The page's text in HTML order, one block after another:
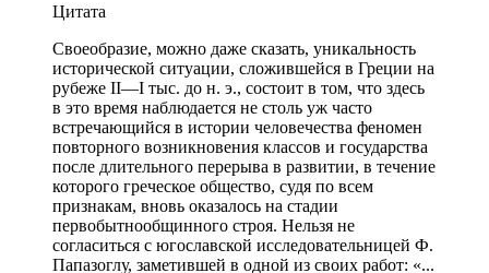
Цитата
Своеобразие, можно даже сказать, уникальность
исторической ситуации, сложившейся в Греции на
рубеже II—I тыс. до н. э., состоит в том, что здесь
в это время наблюдается не столь уж часто
встречающийся в истории человечества феномен
повторного возникновения классов и государства
после длительного перерыва в развитии, в течение
которого греческое общество, судя по всем
признакам, вновь оказалось на стадии
первобытнообщинного строя. Нельзя не
согласиться с югославской исследовательницей Ф.
Папазоглу, заметившей в одной из своих работ: «...